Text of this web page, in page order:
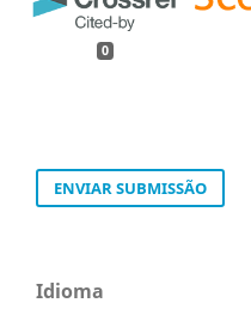
0
ENVIAR SUBMISSÃO
Idioma